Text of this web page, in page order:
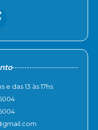
e das 13 às 17hs